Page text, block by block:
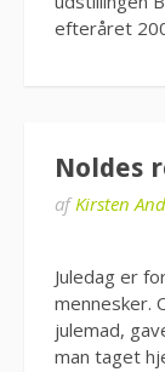
efteråret
Noldes
afKirsten
Juledag er
mennesker.
julemad,
man taget